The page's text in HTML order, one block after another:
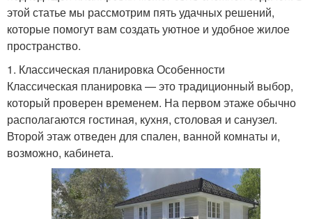
этой статье мы рассмотрим пять удачных решений,
которые помогут вам создать уютное и удобное жилое
пространство.
1. Классическая планировка Особенности
Классическая планировка — это традиционный выбор,
который проверен временем. На первом этаже обычно
располагаются гостиная, кухня, столовая и санузел.
Второй этаж отведен для спален, ванной комнаты и,
возможно, кабинета.